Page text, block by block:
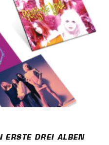
ERSTE DREI ALBEN